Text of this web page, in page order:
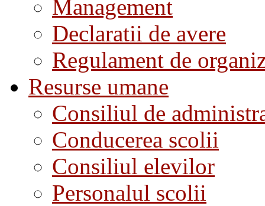
Management
Declaratii de avere
Regulament de
Resurse umane
Consiliul de
Conducerea scolii
Consiliul elevilor
Personalul scolii